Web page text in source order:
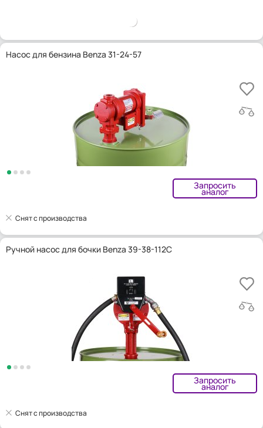
Насос для бензина Benza 31-24-57
Запросить
аналог
Снят с производства
Ручной насос для бочки Benza 39-38-112C
Запросить
аналог
Снят с производства